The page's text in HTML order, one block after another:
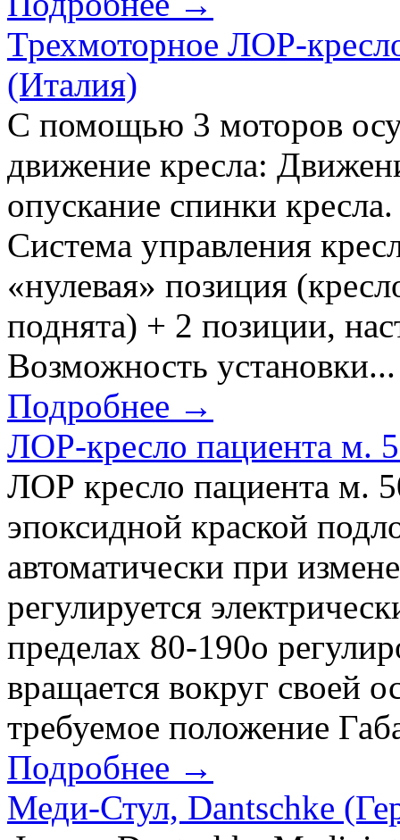
Трехмоторное ЛОР-
(Италия)
С помощью 3 моторов
движение кресла:
опускание спинки
Система управления
«нулевая» позиция
поднята) + 2 позиции,
Возможность установки...
Подробнее →
ЛОР-кресло пациента м.
ЛОР кресло пациента м.
эпоксидной краской
автоматически при
регулируется
пределах 80-190о
вращается вокруг своей
требуемое положение
Подробнее →
Меди-Стул, Dantschke